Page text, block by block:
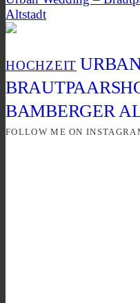
Altstadt
HOCHZEIT
BAMBERGER
FOLLOW ME ON